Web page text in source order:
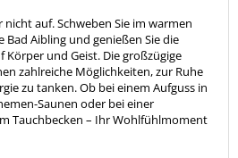
auf. Schweben Sie im warmen
Bad Aibling und genießen Sie die
und Geist. Die großzügige
zahlreiche Möglichkeiten, zur Ruhe
zu tanken. Ob bei einem Aufguss in
Saunen oder bei einer
Tauchbecken – Ihr Wohlfühlmoment